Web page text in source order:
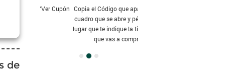
de
Copia el Código que aparece en el
cuadro que se abre y pégalo en el
lugar que te indique la tienda en la
que vas a comprar.